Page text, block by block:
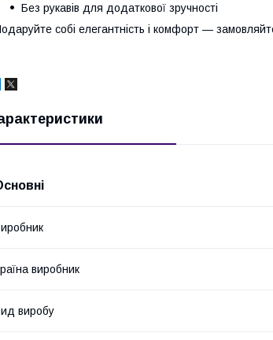
Без рукавів для додаткової зручності
собі елегантність і комфорт —
виробник
виробу